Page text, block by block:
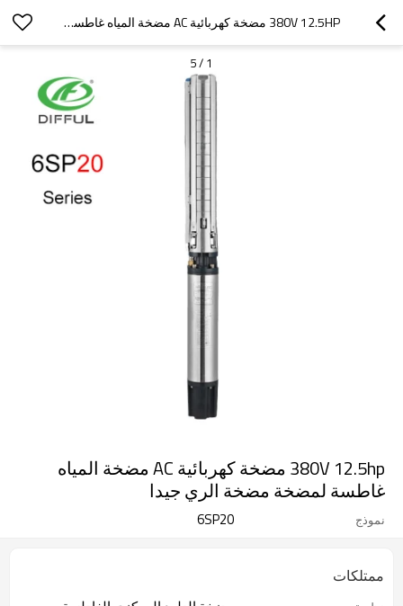
380V 12.5HP مضخة كهربائية AC مضخة المياه غاطسة لمضخة مضخة الري جيدا
1
/
5
380V 12.5hp مضخة كهربائية AC مضخة المياه
غاطسة لمضخة مضخة الري جيدا
نموذج 6SP20
ممتلكات